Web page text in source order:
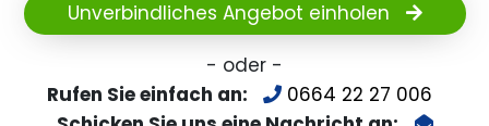
Unverbindliches Angebot einholen
- oder -
Rufen Sie einfach an:
0664 22 27 006